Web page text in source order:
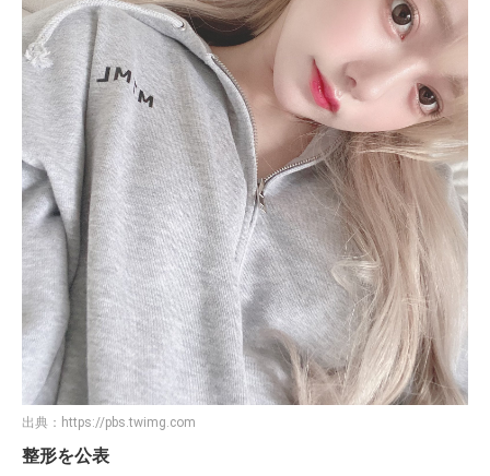
出典： https://pbs.twimg.com
整形を公表